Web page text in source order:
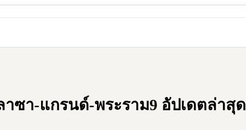
ซา-แกรนด์-พระราม9 อัปเดตล่าสุด